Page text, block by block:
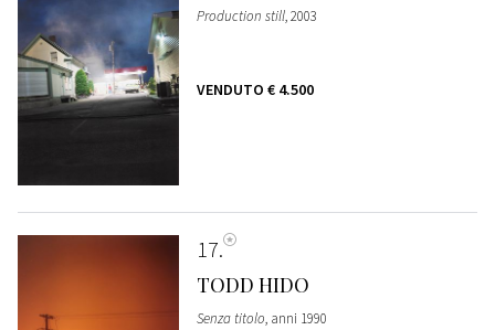
Production still, 2003
VENDUTO € 4.500
17
TODD HIDO
Senza titolo, anni 1990